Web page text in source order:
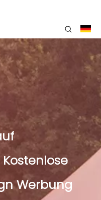
Werbung